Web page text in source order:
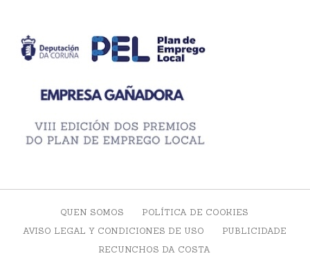
QUEN SOMOS
POLÍTICA DE COOKIES
AVISO LEGAL Y CONDICIONES DE USO
PUBLICIDADE
RECUNCHOS DA COSTA